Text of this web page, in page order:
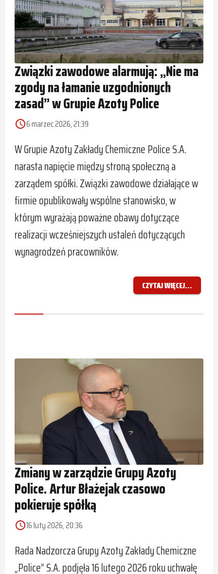
Związki zawodowe alarmują: „Nie ma
zgody na łamanie uzgodnionych
zasad” w Grupie Azoty Police
access_time6 marzec 2026, 21:39
W Grupie Azoty Zakłady Chemiczne Police S.A.
narasta napięcie między stroną społeczną a
zarządem spółki. Związki zawodowe działające w
firmie opublikowały wspólne stanowisko, w
którym wyrażają poważne obawy dotyczące
realizacji wcześniejszych ustaleń dotyczących
wynagrodzeń pracowników.
CZYTAJ WIĘCEJ...
Zmiany w zarządzie Grupy Azoty
Police. Artur Błażejak czasowo
pokieruje spółką
access_time16 luty 2026, 20:36
Rada Nadzorcza Grupy Azoty Zakłady Chemiczne
„Police” S.A. podjęła 16 lutego 2026 roku uchwałę